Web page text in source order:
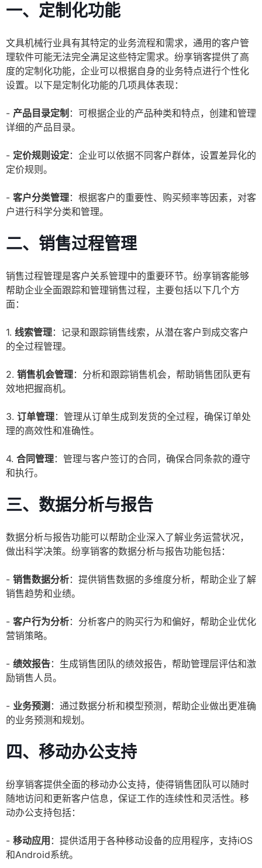
一、定制化功能
文具机械行业具有其特定的业务流程和需求，通用的客户管
理软件可能无法完全满足这些特定需求。纷享销客提供了高
度的定制化功能，企业可以根据自身的业务特点进行个性化
设置。以下是定制化功能的几项具体表现：
- 产品目录定制 ：可根据企业的产品种类和特点，创建和管理
详细的产品目录。
- 定价规则设定：企业可以依据不同客户群体，设置差异化的
定价规则。
- 客户分类管理：根据客户的重要性、购买频率等因素，对客
户进行科学分类和管理。
二、销售过程管理
销售过程管理是客户关系管理中的重要环节。纷享销客能够
帮助企业全面跟踪和管理销售过程，主要包括以下几个方
面：
1. 线索管理：记录和跟踪销售线索，从潜在客户到成交客户
的全过程管理。
2. 销售机会管理：分析和跟踪销售机会，帮助销售团队更有
效地把握商机。
3. 订单管理：管理从订单生成到发货的全过程，确保订单处
理的高效性和准确性。
4. 合同管理：管理与客户签订的合同，确保合同条款的遵守
和执行。
三、数据分析与报告
数据分析与报告功能可以帮助企业深入了解业务运营状况，
做出科学决策。纷享销客的数据分析与报告功能包括：
- 销售数据分析：提供销售数据的多维度分析，帮助企业了解
销售趋势和业绩。
- 客户行为分析：分析客户的购买行为和偏好，帮助企业优化
营销策略。
- 绩效报告：生成销售团队的绩效报告，帮助管理层评估和激
励销售人员。
- 业务预测 ：通过数据分析和模型预测，帮助企业做出更准确
的业务预测和规划。
四、移动办公支持
纷享销客提供全面的移动办公支持，使得销售团队可以随时
随地访问和更新客户信息，保证工作的连续性和灵活性。移
动办公支持包括：
- 移动应用 ：提供适用于各种移动设备的应用程序，支持iOS
和Android系统。